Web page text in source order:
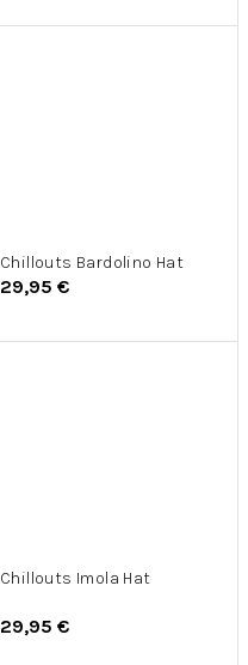
Chillouts Bardolino Hat
29,95 €
Chillouts Imola Hat
29,95 €